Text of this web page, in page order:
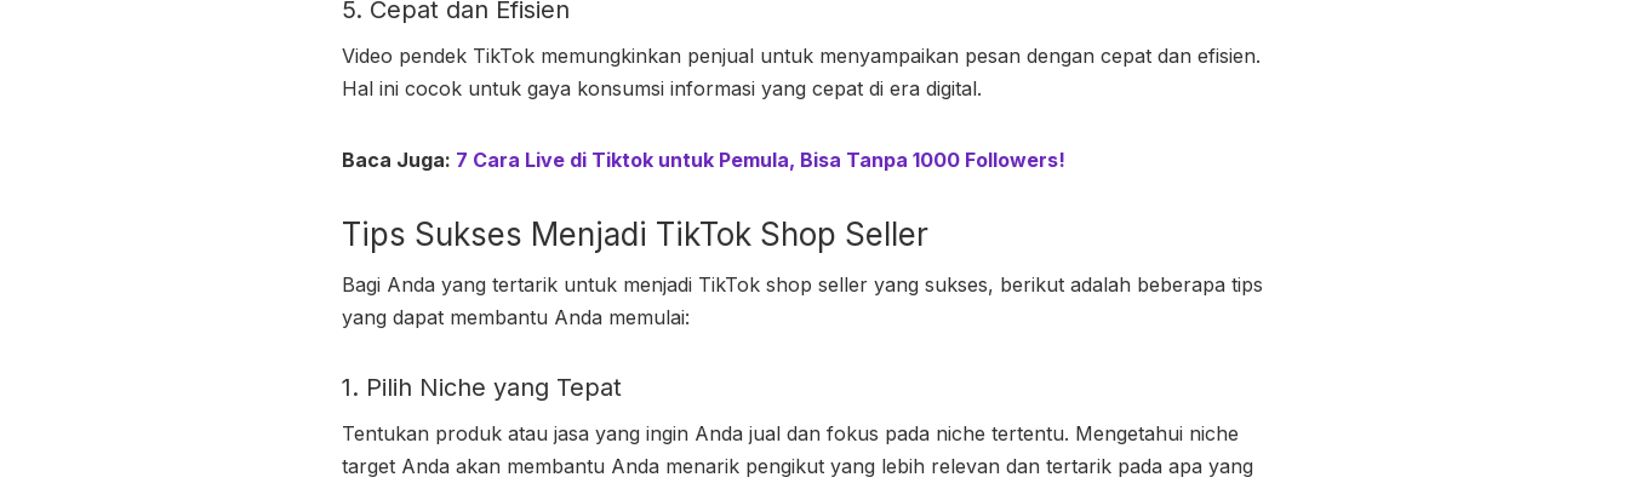
5. Cepat dan Efisien
Video pendek TikTok memungkinkan penjual untuk menyampaikan pesan dengan cepat dan efisien.
Hal ini cocok untuk gaya konsumsi informasi yang cepat di era digital.
Baca Juga: 7 Cara Live di Tiktok untuk Pemula, Bisa Tanpa 1000 Followers!
Tips Sukses Menjadi TikTok Shop Seller
Bagi Anda yang tertarik untuk menjadi TikTok shop seller yang sukses, berikut adalah beberapa tips
yang dapat membantu Anda memulai:
1. Pilih Niche yang Tepat
Tentukan produk atau jasa yang ingin Anda jual dan fokus pada niche tertentu. Mengetahui niche
target Anda akan membantu Anda menarik pengikut yang lebih relevan dan tertarik pada apa yang